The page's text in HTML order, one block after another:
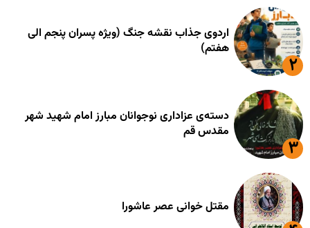
اردوی جذاب نقشه جنگ (ویژه پسران پنجم الی
هفتم)
دسته‌ی عزاداری نوجوانان مبارز امام شهید شهر
مقدس قم
مقتل خوانی عصر عاشورا